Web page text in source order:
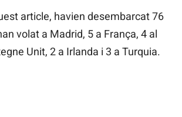
article, havien desembarcat 76
volat a Madrid, 5 a França, 4 al
Unit, 2 a Irlanda i 3 a Turquia.